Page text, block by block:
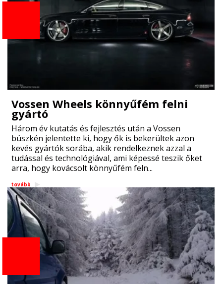
Vossen Wheels könnyűfém felni
gyártó
Három év kutatás és fejlesztés után a Vossen
büszkén jelentette ki, hogy ők is bekerültek azon
kevés gyártók sorába, akik rendelkeznek azzal a
tudással és technológiával, ami képessé teszik őket
arra, hogy kovácsolt könnyűfém feln...
tovább